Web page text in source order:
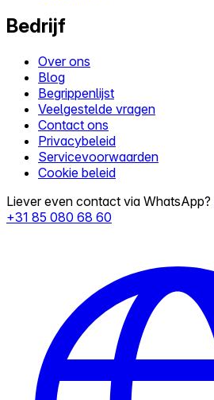
Bedrijf
Over ons
Blog
Begrippenlijst
Veelgestelde vragen
Contact ons
Privacybeleid
Servicevoorwaarden
Cookie beleid
Liever even contact via WhatsApp?
+31 85 080 68 60